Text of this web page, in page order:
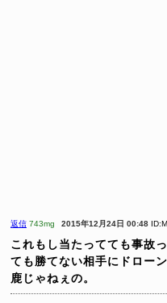
返信 743mg 2015年12月24日 00:48
これもし当たってても事故
ても勝てない相手にドロー
鹿じゃねぇの。